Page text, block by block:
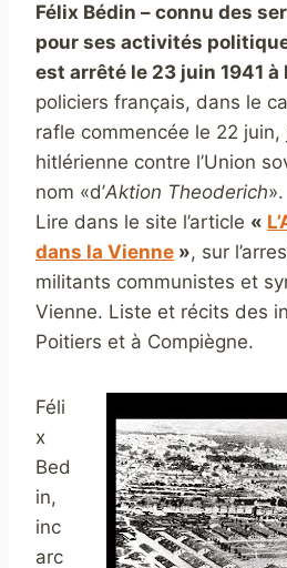
Félix Bédin – connu des
pour ses activités
est arrêté le 23 juin 1941 à
policiers français, dans le
rafle commencée le 22 juin,
hitlérienne contre l’Union
nom «d’Aktion Theoderich».
Lire dans le site l’article «
dans la Vienne », sur
militants communistes et
Vienne. Liste et récits des
Poitiers et à Compiègne.
Féli
x
Bed
in,
inc
arc